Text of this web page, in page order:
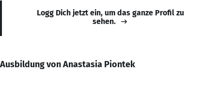
Logg Dich jetzt ein, um das ganze Profil zu
sehen.
Ausbildung von Anastasia Piontek